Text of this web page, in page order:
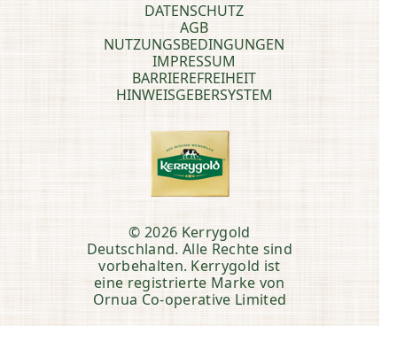
DATENSCHUTZ
AGB
NUTZUNGSBEDINGUNGEN
IMPRESSUM
BARRIEREFREIHEIT
HINWEISGEBERSYSTEM
© 2026 Kerrygold
Deutschland. Alle Rechte sind
vorbehalten. Kerrygold ist
eine registrierte Marke von
Ornua Co-operative Limited